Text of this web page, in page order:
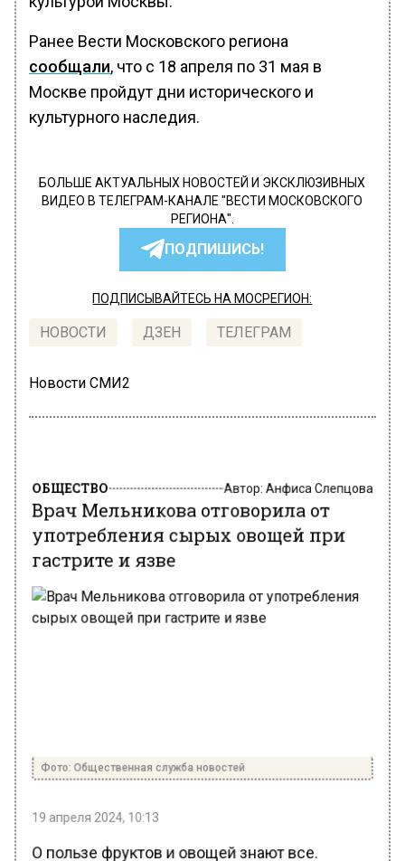
Ранее Вести Московского региона
сообщали, что с 18 апреля по 31 мая в
Москве пройдут дни исторического и
культурного наследия.
БОЛЬШЕ АКТУАЛЬНЫХ НОВОСТЕЙ И ЭКСКЛЮЗИВНЫХ
ВИДЕО В ТЕЛЕГРАМ-КАНАЛЕ "ВЕСТИ МОСКОВСКОГО
РЕГИОНА".
ПОДПИШИСЬ!
ПОДПИСЫВАЙТЕСЬ НА МОСРЕГИОН:
НОВОСТИ ДЗЕН ТЕЛЕГРАМ
Новости СМИ2
Врач Мельникова отговорила от
употребления сырых овощей при
гастрите и язве
Фото: Общественная служба новостей
19 апреля 2024, 10:13
О пользе фруктов и овощей знают все.